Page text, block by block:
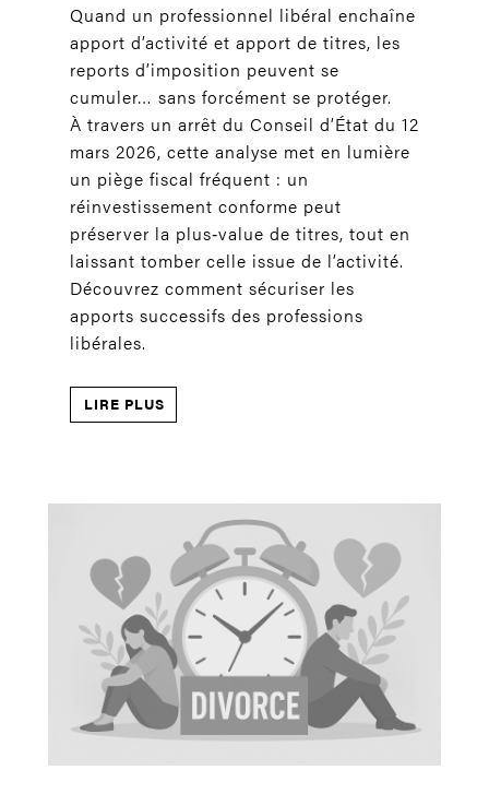
Quand un professionnel libéral enchaîne
apport d’activité et apport de titres, les
reports d’imposition peuvent se
cumuler… sans forcément se protéger.
À travers un arrêt du Conseil d’État du 12
mars 2026, cette analyse met en lumière
un piège fiscal fréquent : un
réinvestissement conforme peut
préserver la plus‑value de titres, tout en
laissant tomber celle issue de l’activité.
Découvrez comment sécuriser les
apports successifs des professions
libérales.
LIRE PLUS